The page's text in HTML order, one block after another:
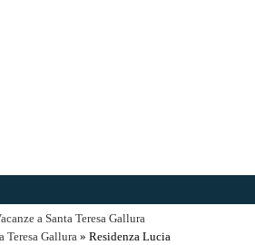
a Santa Teresa Gallura
Teresa Gallura » Residenza Lucia